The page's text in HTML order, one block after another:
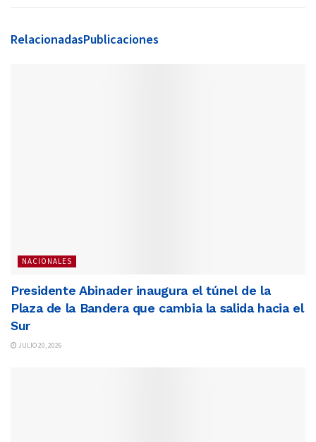
RelacionadasPublicaciones
NACIONALES
Presidente Abinader inaugura el túnel de la
Plaza de la Bandera que cambia la salida hacia el
Sur
JULIO 20, 2026